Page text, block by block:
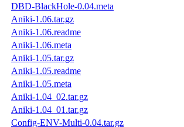
DBD-BlackHole-0.04.meta
Aniki-1.06.tar.gz
Aniki-1.06.readme
Aniki-1.06.meta
Aniki-1.05.tar.gz
Aniki-1.05.readme
Aniki-1.05.meta
Aniki-1.04_02.tar.gz
Aniki-1.04_01.tar.gz
Config-ENV-Multi-0.04.tar.gz